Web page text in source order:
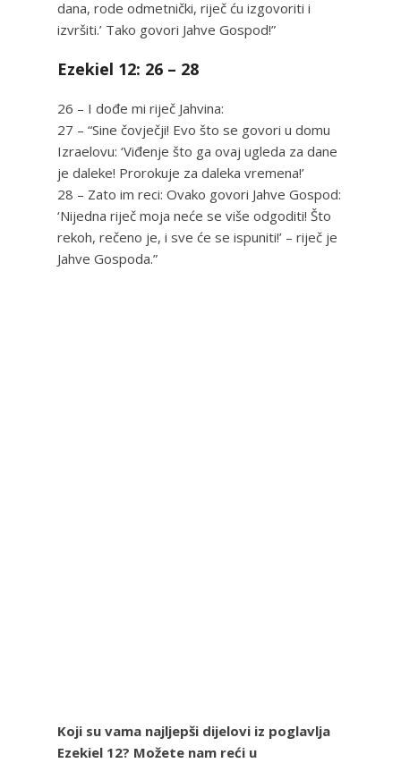
dana, rode odmetnički, riječ ću izgovoriti i
izvršiti.’ Tako govori Jahve Gospod!”
Ezekiel 12: 26 – 28
26 – I dođe mi riječ Jahvina:
27 – “Sine čovječji! Evo što se govori u domu
Izraelovu: ‘Viđenje što ga ovaj ugleda za dane
je daleke! Prorokuje za daleka vremena!’
28 – Zato im reci: Ovako govori Jahve Gospod:
‘Nijedna riječ moja neće se više odgoditi! Što
rekoh, rečeno je, i sve će se ispuniti!’ – riječ je
Jahve Gospoda.”
Koji su vama najljepši dijelovi iz poglavlja
Ezekiel 12? Možete nam reći u